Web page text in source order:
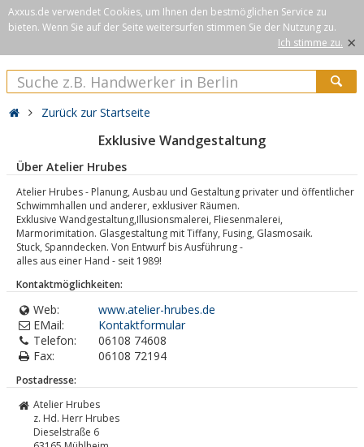
Axxus.de verwendet Cookies, um Ihnen den bestmöglichen Service zu
bieten. Wenn Sie auf der Seite weitersurfen stimmen Sie der Nutzung zu.
Ich stimme zu. ×
Zurück zur Startseite
Exklusive Wandgestaltung
Über Atelier Hrubes
Atelier Hrubes - Planung, Ausbau und Gestaltung privater und öffentlicher
Schwimmhallen und anderer, exklusiver Räumen.
Exklusive Wandgestaltung,Illusionsmalerei, Fliesenmalerei,
Marmorimitation. Glasgestaltung mit Tiffany, Fusing, Glasmosaik.
Stuck, Spanndecken. Von Entwurf bis Ausführung -
alles aus einer Hand - seit 1989!
Kontaktmöglichkeiten:
Web:
www.atelier-hrubes.de
EMail:
Kontaktformular
Telefon:
06108 74608
Fax:
06108 72194
Postadresse:
Atelier Hrubes
z. Hd. Herr Hrubes
Dieselstraße 6